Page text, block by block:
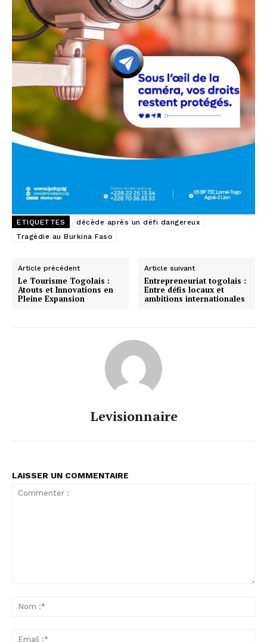
ETIQUETTES
décède après un défi dangereux
Tragédie au Burkina Faso
Article précédent
Le Tourisme Togolais :
Atouts et Innovations en
Pleine Expansion
Article suivant
Entrepreneuriat togolais :
Entre défis locaux et
ambitions internationales
Levisionnaire
LAISSER UN COMMENTAIRE